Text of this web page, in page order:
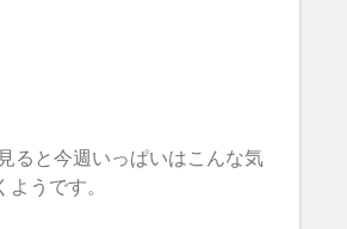
ると今週いっぱいはこんな気
うです。